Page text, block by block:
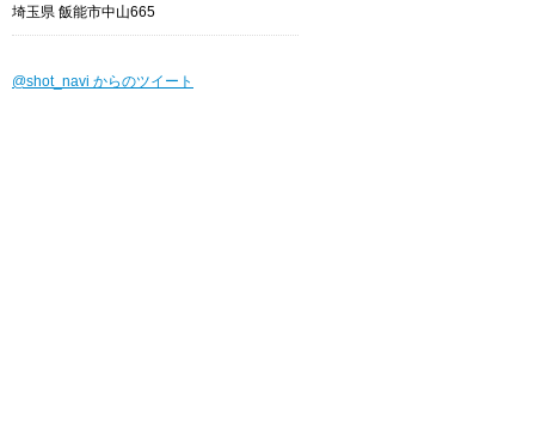
埼玉県 飯能市中山665
@shot_navi からのツイート